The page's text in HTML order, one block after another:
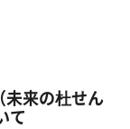
来の杜せん
て